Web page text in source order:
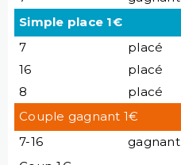
Simple place 1€
7
placé
16
placé
8
placé
Couple gagnant 1€
7-16
gagnant